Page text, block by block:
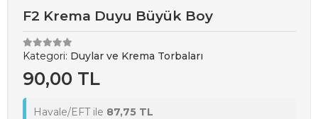
F2 Krema Duyu Büyük Boy
Kategori: Duylar ve Krema Torbaları
90,00 TL
Havale/EFT ile 87,75 TL